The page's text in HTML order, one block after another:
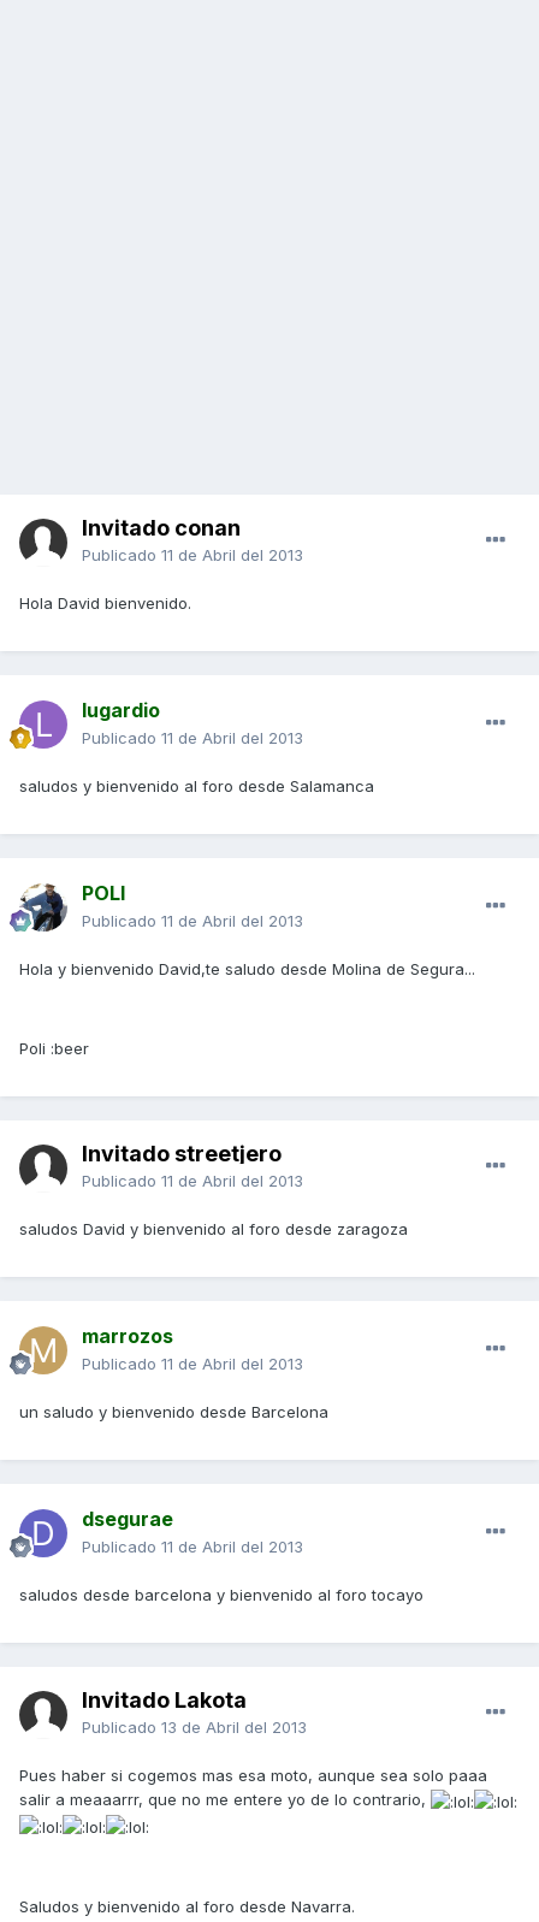
Invitado conan
Publicado 11 de Abril del 2013
Hola David bienvenido.
lugardio
Publicado 11 de Abril del 2013
saludos y bienvenido al foro desde Salamanca
POLI
Publicado 11 de Abril del 2013
Hola y bienvenido David,te saludo desde Molina de Segura...
Poli :beer
Invitado streetjero
Publicado 11 de Abril del 2013
saludos David y bienvenido al foro desde zaragoza
marrozos
Publicado 11 de Abril del 2013
un saludo y bienvenido desde Barcelona
dsegurae
Publicado 11 de Abril del 2013
saludos desde barcelona y bienvenido al foro tocayo
Invitado Lakota
Publicado 13 de Abril del 2013
Pues haber si cogemos mas esa moto, aunque sea solo paaa
salir a meaaarrr, que no me entere yo de lo contrario,
Saludos y bienvenido al foro desde Navarra.